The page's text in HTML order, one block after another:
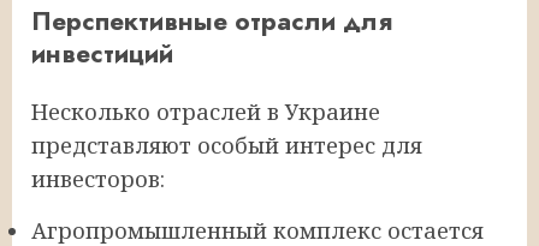
Перспективные отрасли для
инвестиций
Несколько отраслей в Украине
представляют особый интерес для
инвесторов:
Агропромышленный комплекс остается